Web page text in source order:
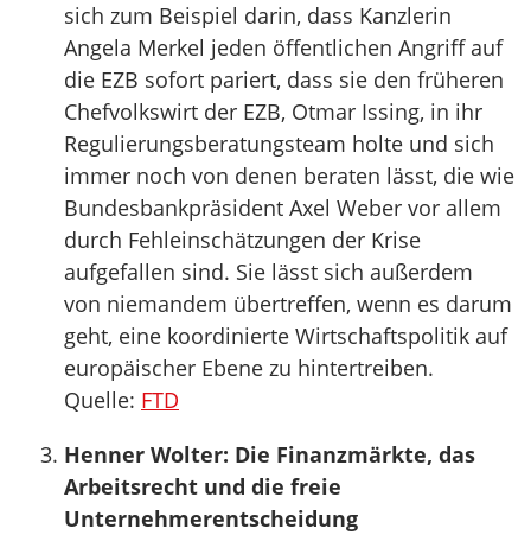
sich zum Beispiel darin, dass Kanzlerin
Angela Merkel jeden öffentlichen Angriff auf
die EZB sofort pariert, dass sie den früheren
Chefvolkswirt der EZB, Otmar Issing, in ihr
Regulierungsberatungsteam holte und sich
immer noch von denen beraten lässt, die wie
Bundesbankpräsident Axel Weber vor allem
durch Fehleinschätzungen der Krise
aufgefallen sind. Sie lässt sich außerdem
von niemandem übertreffen, wenn es darum
geht, eine koordinierte Wirtschaftspolitik auf
europäischer Ebene zu hintertreiben.
Quelle: FTD
Henner Wolter: Die Finanzmärkte, das
Arbeitsrecht und die freie
Unternehmerentscheidung